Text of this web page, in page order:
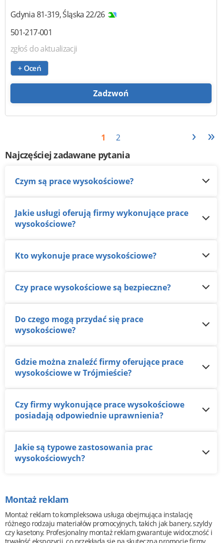
Gdynia81-319,Śląska 22/26
501-217-001
zgłoś do aktualizacji
+ Oceń
Zadzwoń
1 2 › »
Najczęściej zadawane pytania
Czym są prace wysokościowe?
Jakie usługi oferują firmy wykonujące prace
wysokościowe?
Kto wykonuje prace wysokościowe?
Czy prace wysokościowe są bezpieczne?
Do czego mogą przydać się prace
wysokościowe?
Gdzie można znaleźć firmy oferujące prace
wysokościowe w Trójmieście?
Czy firmy wykonujące prace wysokościowe
posiadają odpowiednie uprawnienia?
Jakie są typowe zastosowania prac
wysokościowych?
Montaż reklam
Montaż reklam to kompleksowa usługa obejmująca instalację
różnego rodzaju materiałów promocyjnych, takich jak banery, szyldy
czy kasetony. Profesjonalny montaż reklam gwarantuje widoczność i